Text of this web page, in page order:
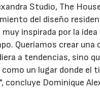
Studio, The
del diseño
inspirada por la idea
Queríamos crear una
a tendencias, sino
un lugar donde el
concluye Dominique